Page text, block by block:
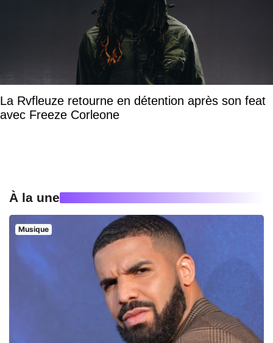
La Rvfleuze retourne en détention après son feat
avec Freeze Corleone
À la une
Musique